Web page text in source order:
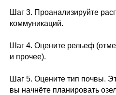
Шаг 3. Проанализируйте
коммуникаций.
Шаг 4. Оцените рельеф
и прочее).
Шаг 5. Оцените тип почвы.
вы начнёте планировать